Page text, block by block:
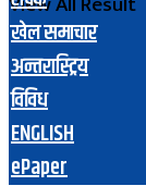
खेल समाचार
अन्तरास्ट्रिय
विविध
ENGLISH
ePaper